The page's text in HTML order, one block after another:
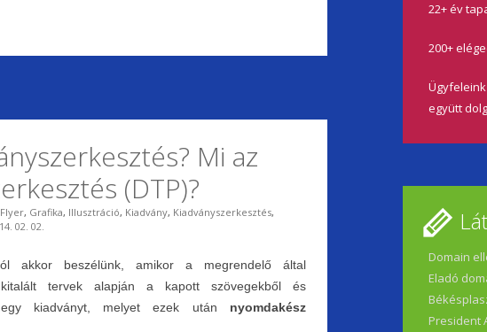
Mi az
(DTP)?
Flyer, Grafika, Illusztráció, Kiadvány, Kiadványszerkesztés,
02. 02.
akkor beszélünk, amikor a megrendelő által
tervek alapján a kapott szövegekből és
egy kiadványt, melyet ezek után nyomdakész
22+ év
200+
együtt
Domain
Eladó
President